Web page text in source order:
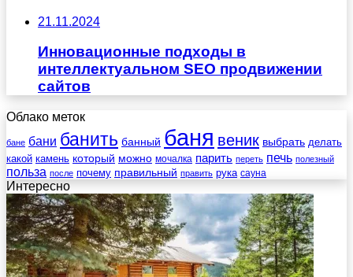
21.11.2024
Инновационные подходы в
интеллектуальном SEO продвижении
сайтов
Облако меток
бане бани банить банный баня веник выбрать делать
какой камень который можно мочалка парить переть печь полезный
польза после почему правильный править рука сауна
Интересно